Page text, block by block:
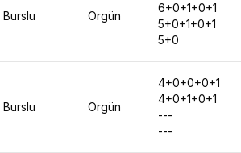
Burslu Örgün
6+0+1+0+1
5+0+1+0+1
5+0
Burslu Örgün
4+0+0+0+1
4+0+1+0+1
---
---